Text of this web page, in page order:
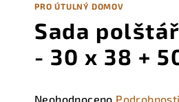
PRO ÚTULNÝ DOMOV
Sada
- 30 x 38 +
Průměrné
Neohodnoceno